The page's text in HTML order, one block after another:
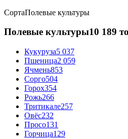
СортаПолевые культуры
Полевые культуры10 189
Кукуруза5 037
Пшеница2 059
Ячмень853
Сорго504
Горох354
Рожь266
Тритикале257
Овёс232
Просо131
Горчица129